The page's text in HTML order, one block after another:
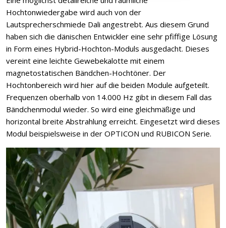
Hochtonwiedergabe wird auch von der
Lautsprecherschmiede Dali angestrebt. Aus diesem Grund
haben sich die dänischen Entwickler eine sehr pfiffige Lösung
in Form eines Hybrid-Hochton-Moduls ausgedacht. Dieses
vereint eine leichte Gewebekalotte mit einem
magnetostatischen Bändchen-Hochtöner. Der
Hochtonbereich wird hier auf die beiden Module aufgeteilt.
Frequenzen oberhalb von 14.000 Hz gibt in diesem Fall das
Bändchenmodul wieder. So wird eine gleichmäßige und
horizontal breite Abstrahlung erreicht. Eingesetzt wird dieses
Modul beispielsweise in der OPTICON und RUBICON Serie.